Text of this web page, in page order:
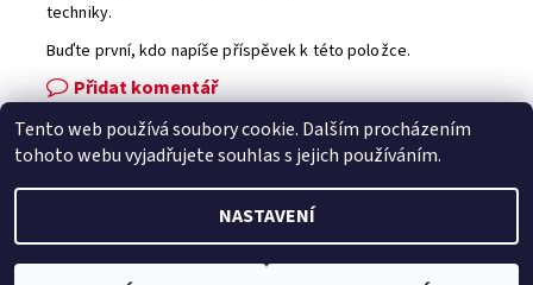
techniky.
Buďte první, kdo napíše příspěvek k této položce.
Přidat komentář
Facebook | Heureka.cz | Zboží.cz
2026 © Zahradní technika VOLEJNÍK, všechna práva vyhrazena
Tento web používá soubory cookie. Dalším procházením
tohoto webu vyjadřujete souhlas s jejich používáním.
NASTAVENÍ